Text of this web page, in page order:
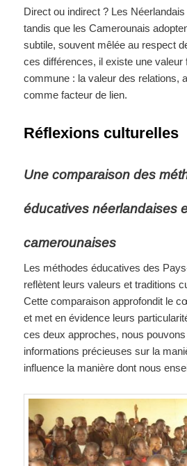
Direct ou indirect ? Les Néerlandais
tandis que les Camerounais
subtile, souvent mêlée au respect
ces différences, il existe une valeur
commune : la valeur des relations,
comme facteur de lien.
Réflexions culturelles
Une comparaison des
éducatives néerlandaises
camerounaises
Les méthodes éducatives des
reflètent leurs valeurs et traditions
Cette comparaison approfondit le
et met en évidence leurs
ces deux approches, nous
informations précieuses sur la
influence la manière dont nous